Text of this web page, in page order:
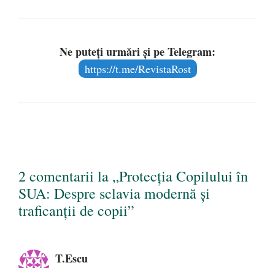
Ne puteți urmări și pe Telegram:
https://t.me/RevistaRost
2 comentarii la „Protecția Copilului în
SUA: Despre sclavia modernă și
traficanții de copii”
T.Escu